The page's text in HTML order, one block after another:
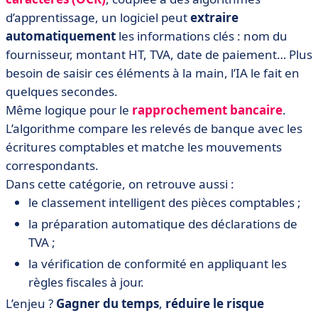
d’apprentissage, un logiciel peutextraire
automatiquement les informations clés : nom du
fournisseur, montant HT, TVA, date de paiement… Plus
besoin de saisir ces éléments à la main, l’IA le fait en
quelques secondes.
Même logique pour le rapprochement bancaire.
L’algorithme compare les relevés de banque avec les
écritures comptables et matche les mouvements
correspondants.
Dans cette catégorie, on retrouve aussi :
le classement intelligent des pièces comptables ;
la préparation automatique des déclarations de
TVA ;
la vérification de conformité en appliquant les
règles fiscales à jour.
L’enjeu ? Gagner du temps, réduire le risque